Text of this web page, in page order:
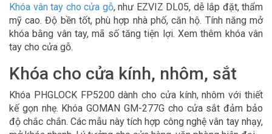
Khóa vân tay cho cửa gỗ, như EZVIZ DL05, dễ lắp đặt, thẩm
mỹ cao. Độ bền tốt, phù hợp nhà phố, căn hộ. Tính năng mở
khóa bằng vân tay, mã số tăng tiện lợi. Xem thêm khóa vân
tay cho cửa gỗ.
Khóa cho cửa kính, nhôm, sắt
Khóa PHGLOCK FP5200 dành cho cửa kính, nhôm với thiết
kế gọn nhẹ. Khóa GOMAN GM-277G cho cửa sắt đảm bảo
độ chắc chắn. Các mẫu này tích hợp công nghệ vân tay nhạy,